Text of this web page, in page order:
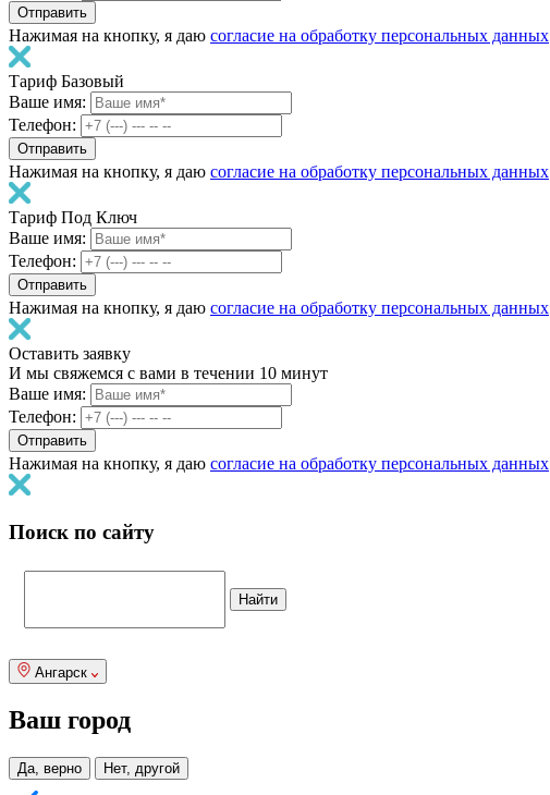
Нажимая на кнопку, я даю согласие на обработку персональных данных
Тариф Базовый
Ваше имя:
Телефон:
Нажимая на кнопку, я даю согласие на обработку персональных данных
Тариф Под Ключ
Ваше имя:
Телефон:
Нажимая на кнопку, я даю согласие на обработку персональных данных
Оставить заявку
И мы свяжемся с вами в течении 10 минут
Ваше имя:
Телефон:
Нажимая на кнопку, я даю согласие на обработку персональных данных
Поиск по сайту
Ангарск
Ваш город
Да, верно Нет, другой